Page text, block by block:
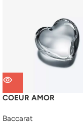
COEUR AMOR
Baccarat